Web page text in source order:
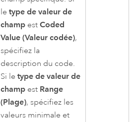
letype de valeur de
champ estCoded
Value (Valeur codée),
spécifiez la
description du code.
Si letype de valeur de
champ est Range
(Plage), spécifiez les
valeurs minimale et